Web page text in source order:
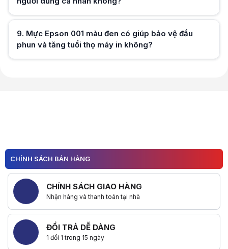
9. Mực Epson 001 màu đen có giúp bảo vệ đầu
phun và tăng tuổi thọ máy in không?
CHÍNH SÁCH BÁN HÀNG
CHÍNH SÁCH GIAO HÀNG
Nhận hàng và thanh toán tại nhà
ĐỔI TRẢ DỄ DÀNG
1 đổi 1 trong 15 ngày